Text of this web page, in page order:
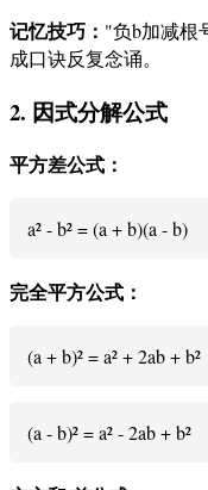
记忆技巧： "负b加减根
成口诀反复念诵。
2. 因式分解公式
平方差公式：
a² - b² = (a + b)(a - b)
完全平方公式：
(a + b)² = a² + 2ab + b²
(a - b)² = a² - 2ab + b²